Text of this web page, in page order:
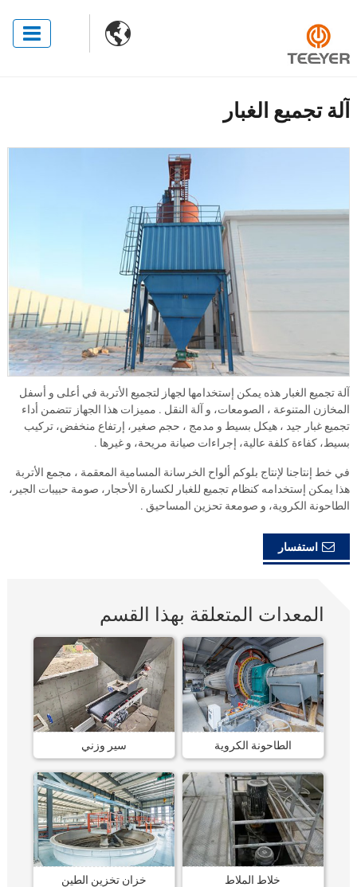

آلة تجميع الغبار
آلة تجميع الغبار هذه يمكن إستخدامها لجهاز لتجميع الأتربة في أعلى و أسفل
المخازن المتنوعة ، الصومعات، و آلة النقل . مميزات هذا الجهاز تتضمن أداء
تجميع غبار جيد ، هيكل بسيط و مدمج ، حجم صغير، إرتفاع منخفض، تركيب
بسيط، كفاءة كلفة عالية، إجراءات صيانة مريحة، و غيرها .
في خط إنتاجنا لإنتاج بلوكم ألواح الخرسانة المسامية المعقمة ، مجمع الأتربة
هذا يمكن إستخدامه كنظام تجميع للغبار لكسارة الأحجار، صومة حبيبات الجير،
الطاحونة الكروية، و صومعة تحزين المساحيق .
استفسار
المعدات المتعلقة بهذا القسم
الطاحونة الكروية سير وزني
خلاط الملاط خزان تخزين الطين